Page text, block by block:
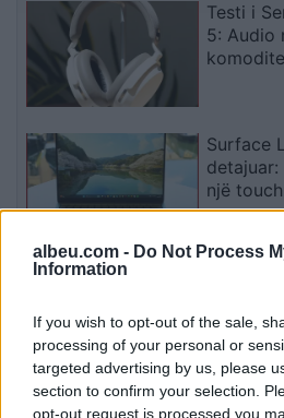
albeu.com - Do Not Process
Information
If you wish to opt-out of the sale,
processing of your personal or
targeted advertising by us, please
section to confirm your selection.
opt-out request is processed you
Testi i
5: Audio
Surface
një
e
edhe
kokën